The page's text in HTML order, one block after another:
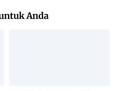
Anda